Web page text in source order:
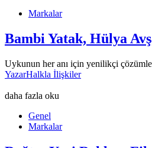
Markalar
Bambi Yatak, Hülya
Uykunun her anı için yenilikçi
YazarHalkla İlişkiler
daha fazla oku
Genel
Markalar